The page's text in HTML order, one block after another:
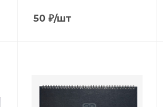
50₽/шт